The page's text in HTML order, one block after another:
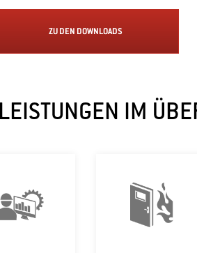
ZU DEN DOWNLOADS
IM